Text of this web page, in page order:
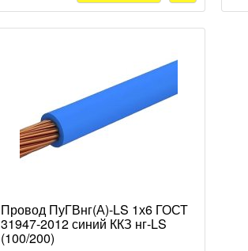
Провод ПуГВнг(А)-LS 1х6 ГОСТ
31947-2012 синий ККЗ нг-LS
(100/200)